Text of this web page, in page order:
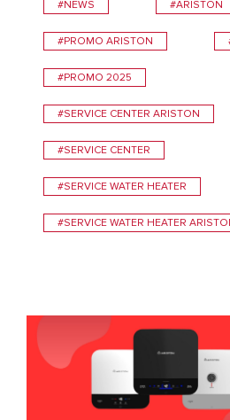
#NEWS #ARISTON
#PROMO ARISTON
#PROMO 2025
#SERVICE CENTER ARISTON
#SERVICE CENTER
#SERVICE WATER HEATER
#SERVICE WATER HEATER